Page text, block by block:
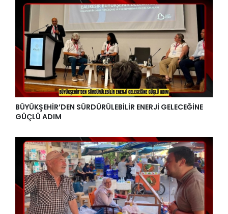
BÜYÜKŞEHİR’DEN SÜRDÜRÜLEBİLİR ENERJİ GELECEĞİNE
GÜÇLÜ ADIM